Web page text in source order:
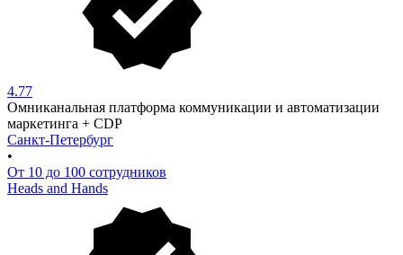
4.77
Омниканальная платформа коммуникации и автоматизации
маркетинга + CDP
Санкт-Петербург
•
От 10 до 100 сотрудников
Heads and Hands